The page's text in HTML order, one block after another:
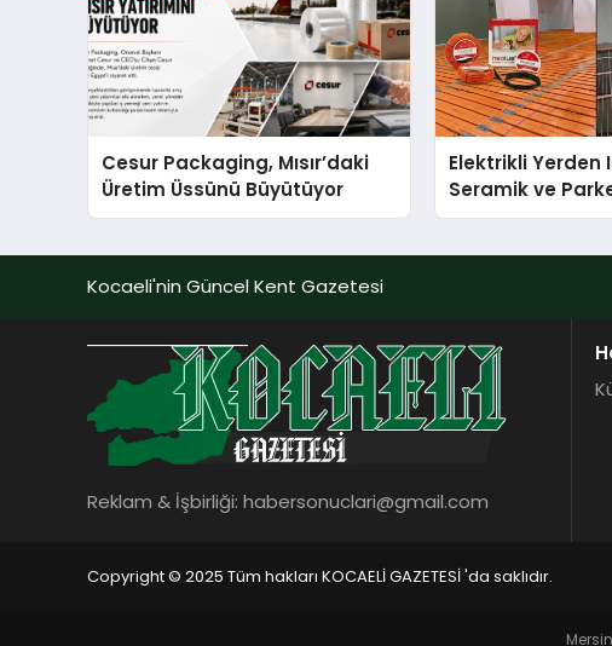
Cesur Packaging, Mısır’daki
Üretim Üssünü Büyütüyor
Elektrikli Yerden
Seramik ve
En Verimli
Kocaeli'nin Güncel Kent Gazetesi
Reklam & İşbirliği: habersonuclari@gmail.com
Copyright © 2025 Tüm hakları KOCAELİ GAZETESİ 'da saklıdır.